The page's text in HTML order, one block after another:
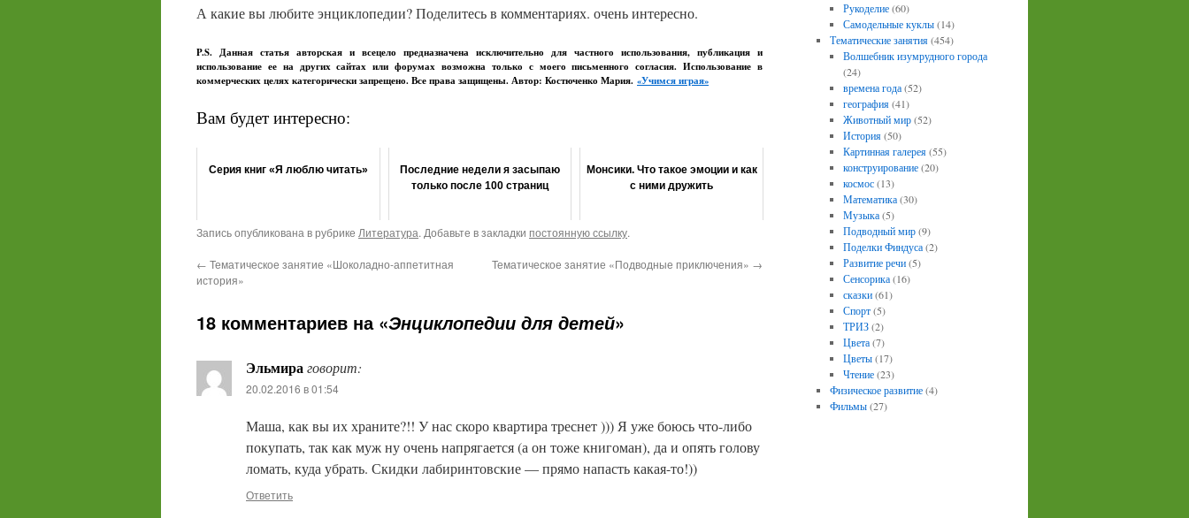
А какие вы любите энциклопедии? Поделитесь в комментариях. очень интересно.
P.S. Данная статья авторская и всецело предназначена исключительно для частного использования, публикация и
использование ее на других сайтах или форумах возможна только с моего письменного согласия. Использование в
коммерческих целях категорически запрещено. Все права защищены. Автор: Костюченко Мария. «Учимся играя»
Вам будет интересно:
Серия книг «Я люблю читать»
Последние недели я засыпаю
только после 100 страниц
Монсики. Что такое эмоции и как
с ними дружить
Запись опубликована в рубрике Литература. Добавьте в закладки постоянную ссылку.
← Тематическое занятие «Шоколадно-аппетитная
история»
Тематическое занятие «Подводные приключения» →
18 комментариев на «Энциклопедии для детей»
Эльмираговорит:
20.02.2016 в 01:54
Маша, как вы их храните?!! У нас скоро квартира треснет ))) Я уже боюсь что-либо
покупать, так как муж ну очень напрягается (а он тоже книгоман), да и опять голову
ломать, куда убрать. Скидки лабиринтовские — прямо напасть какая-то!))
Ответить
Рукоделие(60)
Самодельные куклы(14)
Тематические занятия(454)
Волшебник изумрудного города
(24)
времена года(52)
география(41)
Животный мир(52)
История(50)
Картинная галерея(55)
конструирование(20)
космос(13)
Математика(30)
Музыка(5)
Подводный мир(9)
Поделки Финдуса(2)
Развитие речи(5)
Сенсорика(16)
сказки(61)
Спорт(5)
ТРИЗ(2)
Цвета(7)
Цветы(17)
Чтение(23)
Физическое развитие(4)
Фильмы(27)